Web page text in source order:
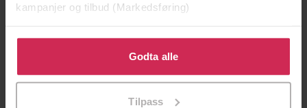
kampanjer og tilbud (Markedsføring)
Klikk på «Godta alle» for å gi oss ditt samtykke til å
bruke cookies for alle disse formålene. Du kan også
tilpasse ditt samtykke til spesifikke formål ved å klikke
Godta alle
Tilpass